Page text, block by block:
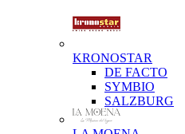
KRONOSTAR
DE FACTO
SYMBIO
SALZBURG